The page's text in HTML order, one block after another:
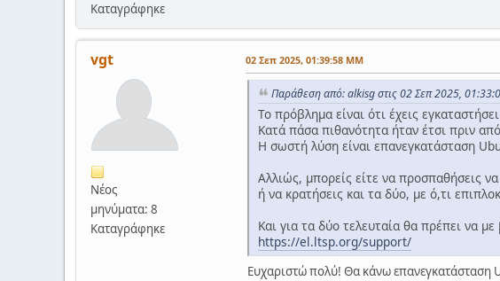
Καταγράφηκε
vgt
Νέος
μηνύματα: 8
Καταγράφηκε
02 Σεπ 2025, 01:39:58 ΜΜ
Παράθεση από: alkisg στις 02 Σεπ 2025,
Το πρόβλημα είναι ότι έχεις
Κατά πάσα πιθανότητα ήταν έτσι πριν
Η σωστή λύση είναι επανεγκατάσταση
Αλλιώς, μπορείς είτε να προσπαθήσεις
ή να κρατήσεις και τα δύο, με ό,τι
Και για τα δύο τελευταία θα πρέπει να
https://el.ltsp.org/support/
Ευχαριστώ πολύ! Θα κάνω επανεγκατάσταση